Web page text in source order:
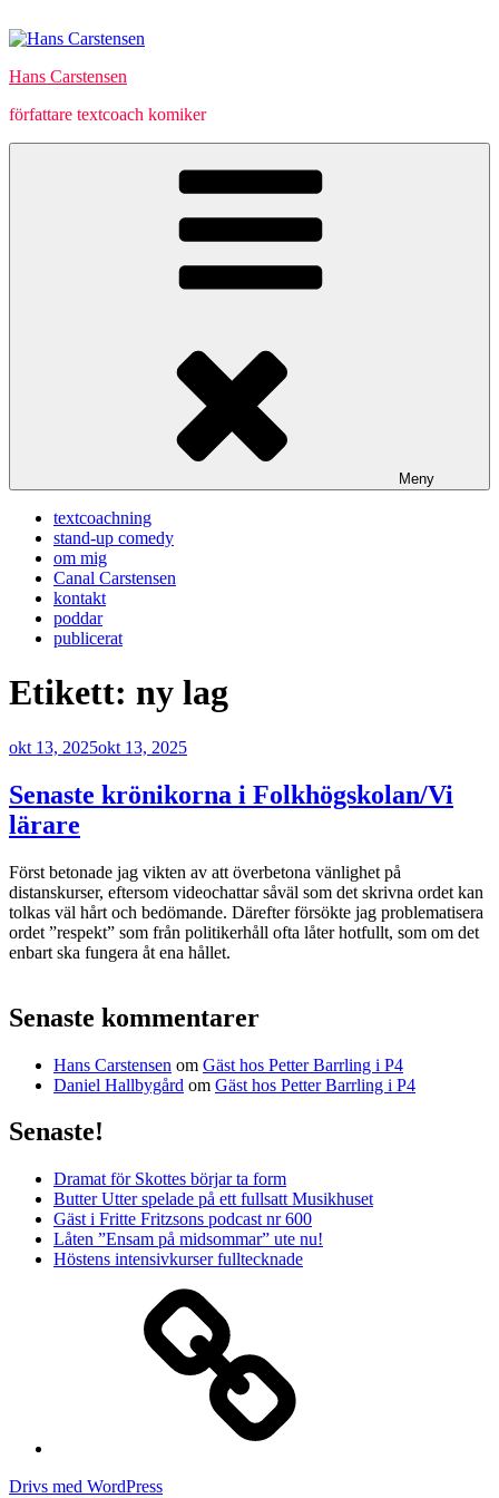
till
Hans Carstensen
författare textcoach komiker
Meny
textcoachning
stand-up comedy
om mig
Canal Carstensen
kontakt
poddar
publicerat
Etikett: ny lag
Publicerat
okt 13, 2025okt 13, 2025
Senaste krönikorna i Folkhögskolan/Vi
lärare
Först betonade jag vikten av att överbetona vänlighet på
distanskurser, eftersom videochattar såväl som det skrivna ordet kan
tolkas väl hårt och bedömande. Därefter försökte jag problematisera
ordet ”respekt” som från politikerhåll ofta låter hotfullt, som om det
enbart ska fungera åt ena hållet.
Senaste kommentarer
Hans Carstensen om Gäst hos Petter Barrling i P4
Daniel Hallbygård om Gäst hos Petter Barrling i P4
Senaste!
Dramat för Skottes börjar ta form
Butter Utter spelade på ett fullsatt Musikhuset
Gäst i Fritte Fritzsons podcast nr 600
Låten ”Ensam på midsommar” ute nu!
Höstens intensivkurser fulltecknade
Drivs med WordPress